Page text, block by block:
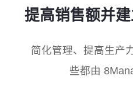
提高销售额并
简化管理、提高生产
些都由